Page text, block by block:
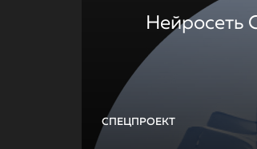
СПЕЦПРОЕКТ
Нейросеть